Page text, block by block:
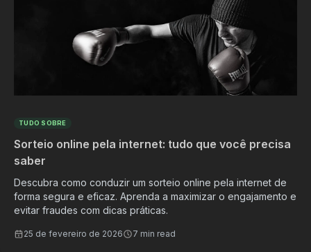
TUDO SOBRE
Sorteio online pela internet: tudo que você precisa
saber
Descubra como conduzir um sorteio online pela internet de
forma segura e eficaz. Aprenda a maximizar o engajamento e
evitar fraudes com dicas práticas.
25 de fevereiro de 2026 7 min read